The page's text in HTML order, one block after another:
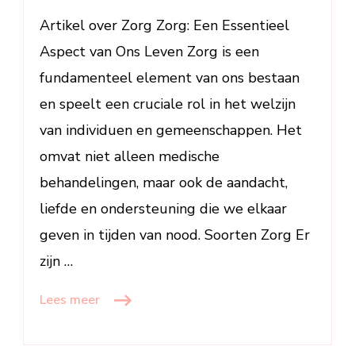
Verbinding
Artikel over Zorg Zorg: Een Essentieel
Aspect van Ons Leven Zorg is een
fundamenteel element van ons bestaan
en speelt een cruciale rol in het welzijn
van individuen en gemeenschappen. Het
omvat niet alleen medische
behandelingen, maar ook de aandacht,
liefde en ondersteuning die we elkaar
geven in tijden van nood. Soorten Zorg Er
zijn …
Lees meer